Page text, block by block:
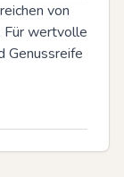
von
Für wertvolle
Genussreife